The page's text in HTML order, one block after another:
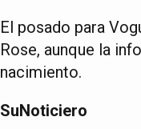
El posado para
Rose, aunque la
nacimiento.
SuNoticiero